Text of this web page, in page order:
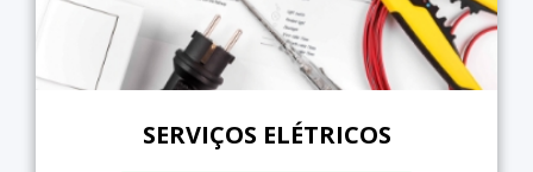
SERVIÇOS ELÉTRICOS